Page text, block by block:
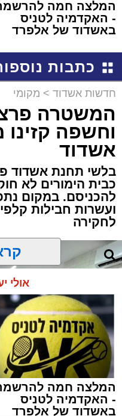
המלצה חמה
- האקדמיה לטניס
באשדוד של אלפרד
כתבות
חדשות אשדוד > מקומי
המשטרה
וחשפה
אשדוד
בלשי תחנת אשדוד
כבית הימורים לא
להכניסם. במקום
ועשרות חבילות
לחקירה
אולי
המלצה חמה
- האקדמיה לטניס
באשדוד של אלפרד